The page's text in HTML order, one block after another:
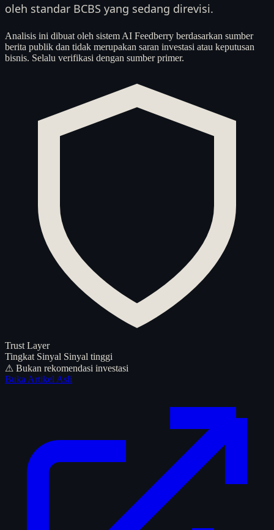
oleh standar BCBS yang sedang direvisi.
Analisis ini dibuat oleh sistem AI Feedberry berdasarkan sumber
berita publik dan tidak merupakan saran investasi atau keputusan
bisnis. Selalu verifikasi dengan sumber primer.
Trust Layer
Tingkat Sinyal Sinyal tinggi
⚠ Bukan rekomendasi investasi
Buka Artikel Asli